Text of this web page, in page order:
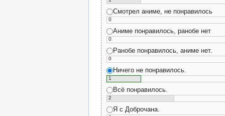
Смотрел аниме, не понравилось
0
Аниме понравилось, ранобе нет
0
Ранобе понравилось, аниме нет.
0
Ничего не понравилось.
1
Всё понравилось.
2
Я с Доброчана.